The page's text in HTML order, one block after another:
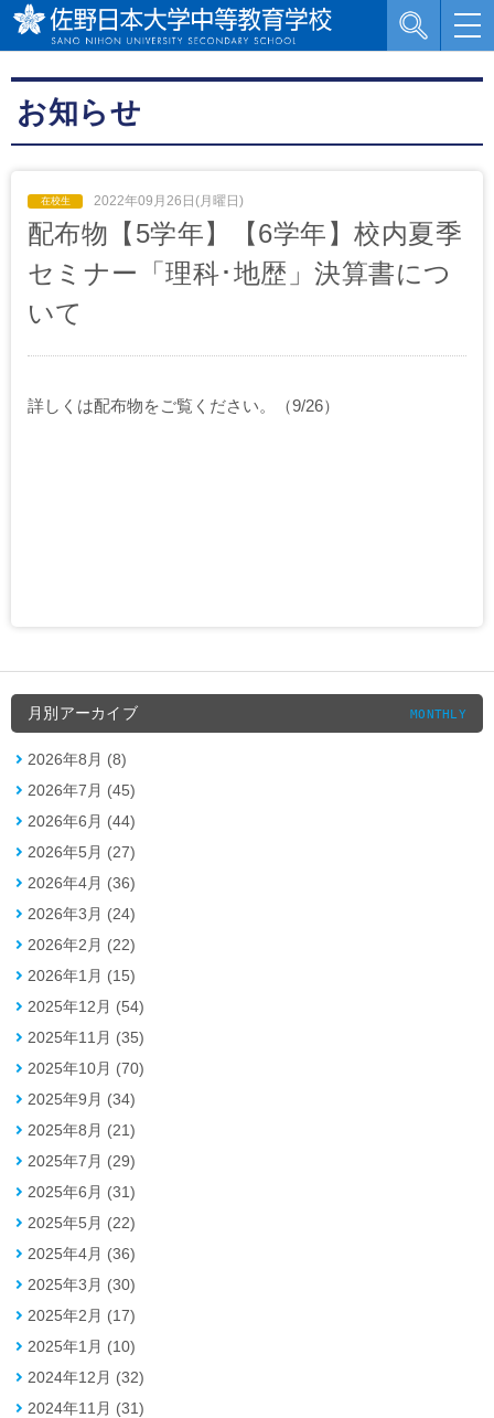
お知らせ
2022年09月26日(月曜日)
配布物【5学年】【6学年】校内夏季
セミナー「理科･地歴」決算書につ
いて
詳しくは配布物をご覧ください。（9/26）
月別アーカイブ MONTHLY
2026年8月 (8)
2026年7月 (45)
2026年6月 (44)
2026年5月 (27)
2026年4月 (36)
2026年3月 (24)
2026年2月 (22)
2026年1月 (15)
2025年12月 (54)
2025年11月 (35)
2025年10月 (70)
2025年9月 (34)
2025年8月 (21)
2025年7月 (29)
2025年6月 (31)
2025年5月 (22)
2025年4月 (36)
2025年3月 (30)
2025年2月 (17)
2025年1月 (10)
2024年12月 (32)
2024年11月 (31)